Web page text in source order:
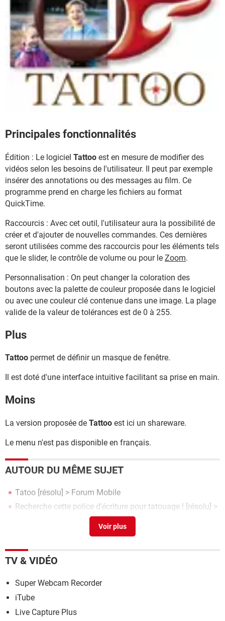
Principales fonctionnalités
Édition : Le logiciel Tattoo est en mesure de modifier des
vidéos selon les besoins de l'utilisateur. Il peut par exemple
insérer des annotations ou des messages au film. Ce
programme prend en charge les fichiers au format
QuickTime.
Raccourcis : Avec cet outil, l'utilisateur aura la possibilité de
créer et d'ajouter de nouvelles commandes. Ces dernières
seront utilisées comme des raccourcis pour les éléments tels
que le slider, le contrôle de volume ou pour le Zoom.
Personnalisation : On peut changer la coloration des
boutons avec la palette de couleur proposée dans le logiciel
ou avec une couleur clé contenue dans une image. La plage
valide de la valeur de tolérances est de 0 à 255.
Plus
Tattoo permet de définir un masque de fenêtre.
Il est doté d'une interface intuitive facilitant sa prise en main.
Moins
La version proposée de Tattoo est ici un shareware.
Le menu n'est pas disponible en français.
AUTOUR DU MÊME SUJET
Tatoo [résolu] > Forum Mobile
Recherche cette police d'écriture pour tatouage ! [résolu] >
Forum Loisirs / Divertissements
TV & VIDÉO
Super Webcam Recorder
iTube
Live Capture Plus